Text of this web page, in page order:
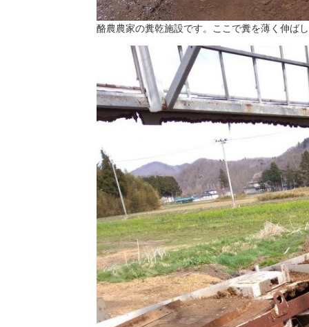
酪農農家の糞乾施設です。ここで糞を薄く伸ば